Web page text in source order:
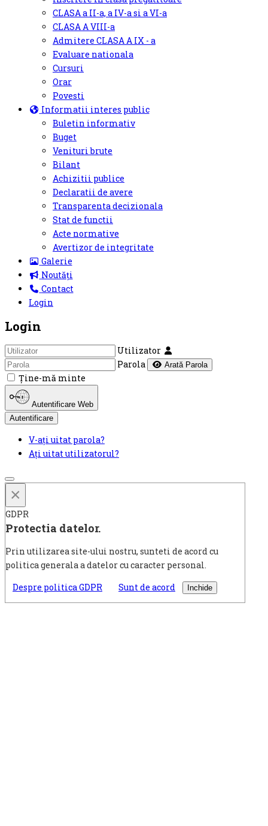
CLASA a II-a, a IV-a si a VI-a
CLASA A VIII-a
Admitere CLASA A IX - a
Evaluare nationala
Cursuri
Orar
Povesti
Informatii interes public
Buletin informativ
Buget
Venituri brute
Bilant
Achizitii publice
Declaratii de avere
Transparenta decizionala
Stat de functii
Acte normative
Avertizor de integritate
Galerie
Noutăți
Contact
Login
Login
Utilizator
Parola
Arată Parola
Ţine-mă minte
Autentificare Web
Autentificare
V-ați uitat parola?
Ați uitat utilizatorul?
×
GDPR
Protectia datelor.
Prin utilizarea site-ului nostru, sunteti de acord cu
politica generala a datelor cu caracter personal.
Despre politica GDPR
Sunt de acord Inchide